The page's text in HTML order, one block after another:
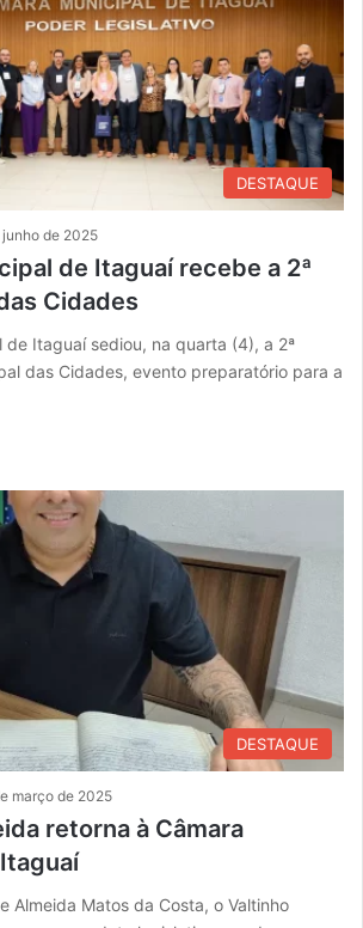
DESTAQUE
junho de 2025
de Itaguaí recebe a 2ª
Cidades
de Itaguaí sediou, na quarta (4), a 2ª
das Cidades, evento preparatório para a
DESTAQUE
março de 2025
retorna à Câmara
Almeida Matos da Costa, o Valtinho